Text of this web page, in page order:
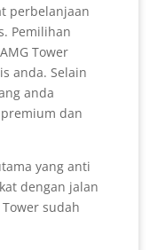
perbelanjaan
Pemilihan
Tower
anda. Selain
anda
dan
yang anti
dengan jalan
sudah